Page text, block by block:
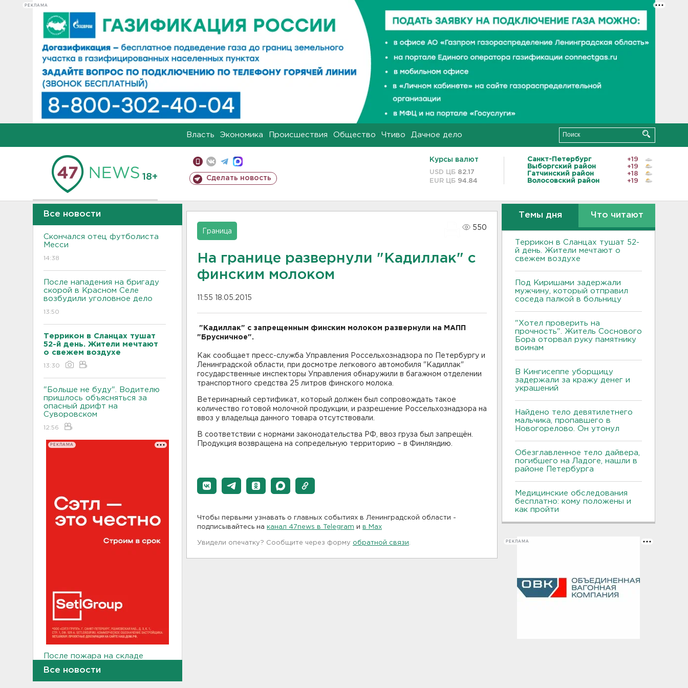
РЕКЛАМА
Власть Экономика Происшествия Общество Чтиво Дачное дело
18+ Сделать новость
Курсы валют
USD ЦБ 82.17
EUR ЦБ 94.84
Санкт-Петербург
+19
Выборгский район
+19
Гатчинский район
+18
Волосовский район
+19
Все новости
Скончался отец футболиста
Месси
14:38
После нападения на бригаду
скорой в Красном Селе
возбудили уголовное дело
13:50
Террикон в Сланцах тушат
52-й день. Жители мечтают
о свежем воздухе
13:30
"Больше не буду". Водителю
пришлось объясняться за
опасный дрифт на
Суворовском
12:56
РЕКЛАМА
После пожара на складе
магазинах сократился
ассортимент
Все новости
Граница
550
На границе развернули "Кадиллак" с
финским молоком
11:55 18.05.2015
"Кадиллак" с запрещенным финским молоком развернули на МАПП
"Брусничное".
Как сообщает пресс-служба Управления Россельхознадзора по Петербургу и
Ленинградской области, при досмотре легкового автомобиля "Кадиллак"
государственные инспекторы Управления обнаружили в багажном отделении
транспортного средства 25 литров финского молока.
Ветеринарный сертификат, который должен был сопровождать такое
количество готовой молочной продукции, и разрешение Россельхознадзора на
ввоз у владельца данного товара отсутствовали.
В соответствии с нормами законодательства РФ, ввоз груза был запрещён.
Продукция возвращена на сопредельную территорию – в Финляндию.
Чтобы первыми узнавать о главных событиях в Ленинградской области -
подписывайтесь на канал 47news в Telegram и в Maх
Увидели опечатку? Сообщите через форму обратной связи
Темы дня Что читают
Террикон в Сланцах тушат 52-
й день. Жители мечтают о
свежем воздухе
Под Киришами задержали
мужчину, который отправил
соседа палкой в больницу
"Хотел проверить на
прочность". Житель Соснового
Бора оторвал руку памятнику
воинам
В Кингисеппе уборщицу
задержали за кражу денег и
украшений
Найдено тело девятилетнего
мальчика, пропавшего в
Новогорелово. Он утонул
Обезглавленное тело дайвера,
погибшего на Ладоге, нашли в
районе Петербурга
Медицинские обследования
бесплатно: кому положены и
как пройти
РЕКЛАМА